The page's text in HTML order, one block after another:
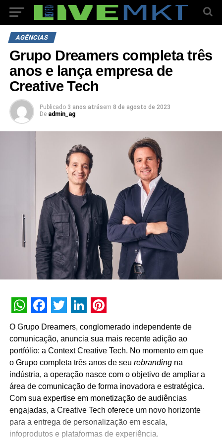
AGÊNCIAS
Grupo Dreamers completa três
anos e lança empresa de
Creative Tech
Publicado 3 anos atrásem 8 de agosto de 2023
De admin_ag
WhatsApp
Facebook
Twitter
LinkedIn
Pinterest
O Grupo Dreamers, conglomerado independente de
comunicação, anuncia sua mais recente adição ao
portfólio: a ContextCreative Tech. No momento em que
o Grupo completa três anos de seu rebranding na
indústria, a operação nasce com o objetivo de ampliar a
área de comunicação de forma inovadora e estratégica.
Com sua expertise em monetização de audiências
engajadas, a Creative Tech oferece um novo horizonte
para a entrega de personalização em escala,
infoprodutos e plataformas de experiência.